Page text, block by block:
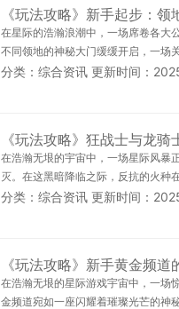
《玩法攻略》新手起步：
在星际的浩瀚浪潮中，一场席卷各大
不同领地的神秘大门缓缓开启，一场
分类：综合资讯 更新时间：
《玩法攻略》狂战士与龙骑
在浩瀚无垠的宇宙中，一场星际风暴
灭。在这黑暗降临之际，反抗的火种
分类：综合资讯 更新时间：
《玩法攻略》新手黄金频道
在浩瀚无垠的星际游戏宇宙中，一场
金频道宛如一座闪耀着璀璨光芒的神